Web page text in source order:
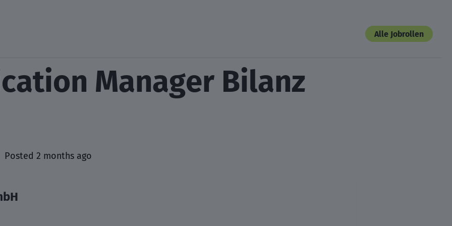
Alle Jobrollen
Manager Bilanz
Posted 2 months ago